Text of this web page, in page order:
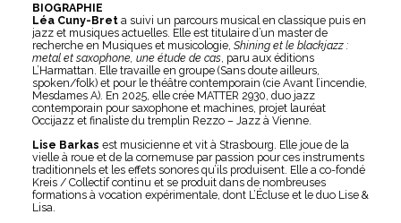
BIOGRAPHIE
Léa Cuny-Breta suivi un parcours musical en classique puis en
jazz et musiques actuelles. Elle est titulaire d’un master de
recherche en Musiques et musicologie, Shining et le blackjazz :
metal et saxophone, une étude de cas, paru aux éditions
L’Harmattan. Elle travaille en groupe (Sans doute ailleurs,
spoken/folk) et pour le théâtre contemporain (cie Avant l’incendie,
Mesdames A). En 2025, elle crée MATTER 2930, duo jazz
contemporain pour saxophone et machines, projet lauréat
Occijazz et finaliste du tremplin Rezzo – Jazz à Vienne.
Lise Barkas est musicienne et vit à Strasbourg. Elle joue de la
vielle à roue et de la cornemuse par passion pour ces instruments
traditionnels et les effets sonores qu’ils produisent. Elle a co-fondé
Kreis / Collectif continu et se produit dans de nombreuses
formations à vocation expérimentale, dont L’Écluse et le duo Lise &
Lisa.